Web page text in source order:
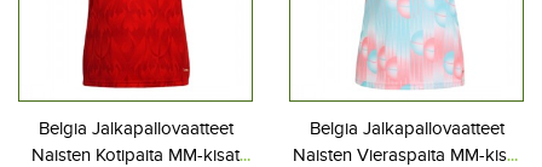
Belgia Jalkapallovaatteet
Naisten Kotipaita MM-kisat
Belgia Jalkapallovaatteet
Naisten Vieraspaita MM-kisat